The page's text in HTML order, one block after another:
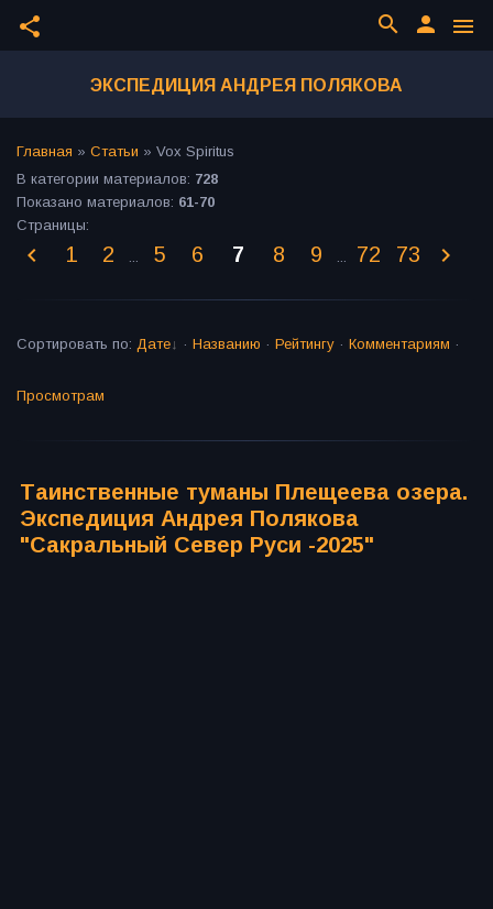
share menu
person
search
ЭКСПЕДИЦИЯ АНДРЕЯ ПОЛЯКОВА
Главная » Статьи » Vox Spiritus
В категории материалов: 728
Показано материалов: 61-70
Страницы:
1 2 ... 5 6 7 8 9 ... 72 73
Сортировать по: Дате · Названию · Рейтингу · Комментариям ·
Просмотрам
Таинственные туманы Плещеева озера.
Экспедиция Андрея Полякова
"Сакральный Север Руси -2025"